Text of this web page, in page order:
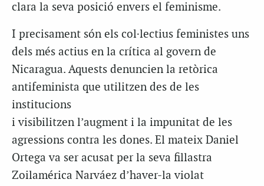
clara la seva posició envers el feminisme.
I precisament són els col·lectius feministes uns
dels més actius en la crítica al govern de
Nicaragua. Aquests denuncien la retòrica
antifeminista que utilitzen des de les
institucions
i visibilitzen l’augment i la impunitat de les
agressions contra les dones. El mateix Daniel
Ortega va ser acusat per la seva fillastra
Zoilamérica Narváez d’haver-la violat